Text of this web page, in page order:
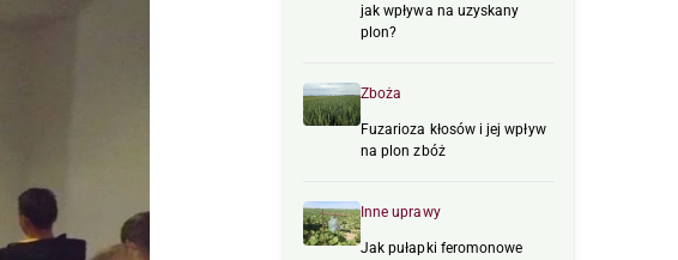
jak wpływa na uzyskany
plon?
Zboża
Fuzarioza kłosów i jej wpływ
na plon zbóż
Inne uprawy
Jak pułapki feromonowe